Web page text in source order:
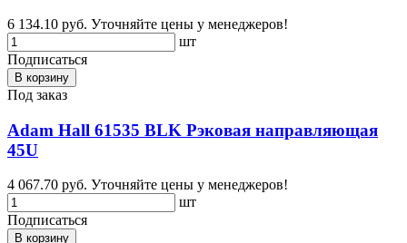
6 134.10 руб. Уточняйте цены у менеджеров!
шт
Подписаться
В корзину
Под заказ
Adam Hall 61535 BLK Рэковая направляющая
45U
4 067.70 руб. Уточняйте цены у менеджеров!
шт
Подписаться
В корзину